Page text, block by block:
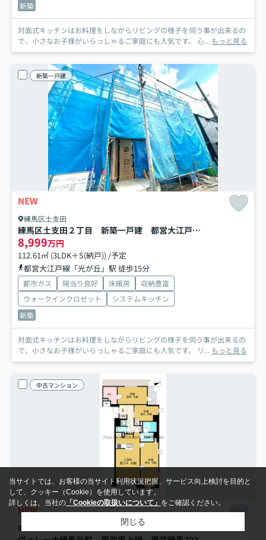
新築
対面式キッチンはお料理をしながらリビングの様子を伺う事が出来るの
で、小さなお子様がいらっしゃるご家庭にも人気です。 心... もっと見る
新築一戸建
NEW
練馬区土支田
練馬区土支田２丁目 新築一戸建 都営大江戸線 光が丘
8,999万円
112.61㎡ (3LDK＋S(納戸)) /予定
都営大江戸線「光が丘」駅 徒歩15分
都市ガス 陽当り良好 床暖房
収納豊富
ウォークインクロゼット
システムキッチン
新築
対面式キッチンはお料理をしながらリビングの様子を伺う事が出来るの
で、小さなお子様がいらっしゃるご家庭にも人気です。 リ... もっと見る
中古マンション
NEW
当サイトでは、お客様の当サイト利用状況把握、サービス向上検討を目的と
して、クッキー（Cookie）を使用しています。
詳しくは、当社の 「Cookieの取扱いについて」 をご確認ください。
閉じる